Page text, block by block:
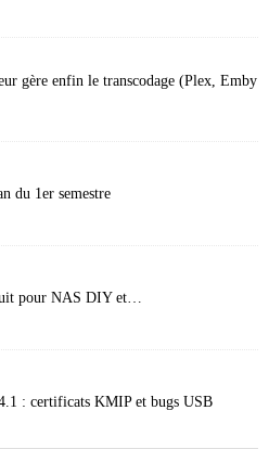
gère enfin le transcodage (Plex, Emby
du 1er semestre
pour NAS DIY et…
: certificats KMIP et bugs USB